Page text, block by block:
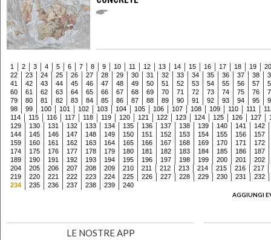
1 2 3 4 5 6 7 8 9 10 11 12 13 14 15 16 17 18 19
20
22
23 24 25 26 27 28 29 30 31 32 33 34 35 36 37 38
41
42 43 44 45 46 47 48 49 50 51 52 53 54 55 56 57
60
61 62 63 64 65 66 67 68 69 70 71 72 73 74 75 76
79
80 81 82 83 84 85 86 87 88 89 90 91 92 93 94 95
98
99 100 101 102 103 104 105 106 107 108 109 110 111
114
115 116 117 118 119 120 121 122 123 124 125 126 127
129
130 131 132 133 134 135 136 137 138 139 140 141
142
144
145 146 147 148 149 150 151 152 153 154 155 156
157
159
160 161 162 163 164 165 166 167 168 169 170 171
172
174
175 176 177 178 179 180 181 182 183 184 185 186
187
189
190 191 192 193 194 195 196 197 198 199 200 201
202
204
205 206 207 208 209 210 211 212 213 214 215 216
217
219
220 221 222 223 224 225 226 227 228 229 230 231
232
234
235 236 237 238 239
240
AGGIUNGI
LE NOSTRE APP